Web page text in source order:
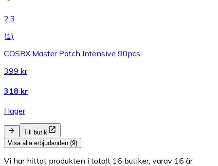
2.3
(1)
COSRX Master Patch Intensive 90pcs
399 kr
318 kr
I lager
Till butik
Visa alla erbjudanden (9)
Vi har hittat produkten i totalt 16 butiker, varav 16 är